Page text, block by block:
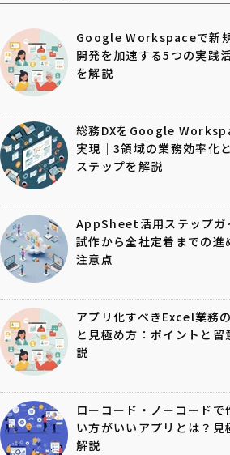
Google Workspaceで新
開発を加速する5つの実践
を解説
総務DXをGoogle
実現｜3領域の業務効率化
ステップを解説
AppSheet活用ステップガ
試作から全社定着までの進
注意点
アプリ化すべきExcel業務
と見極め方：ポイントと留
説
ローコード・ノーコードで
い方がいいアプリとは？見
解説